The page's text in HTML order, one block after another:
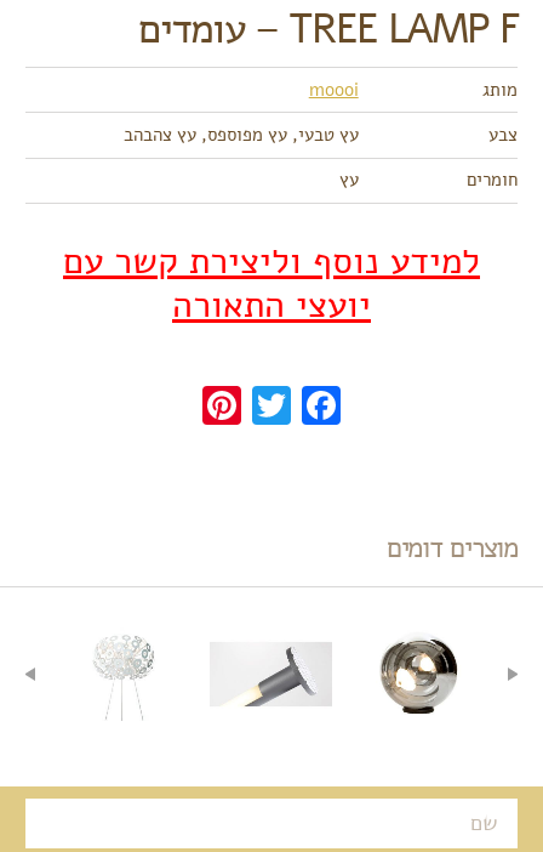
TREE LAMP F – עומדים
מותג
moooi
צבע
עץ טבעי, עץ מפוספס, עץ צהבהב
חומרים
עץ
למידע נוסף וליצירת קשר עם
יועצי התאורה
Facebook
Twitter
Pinterest
מוצרים דומים